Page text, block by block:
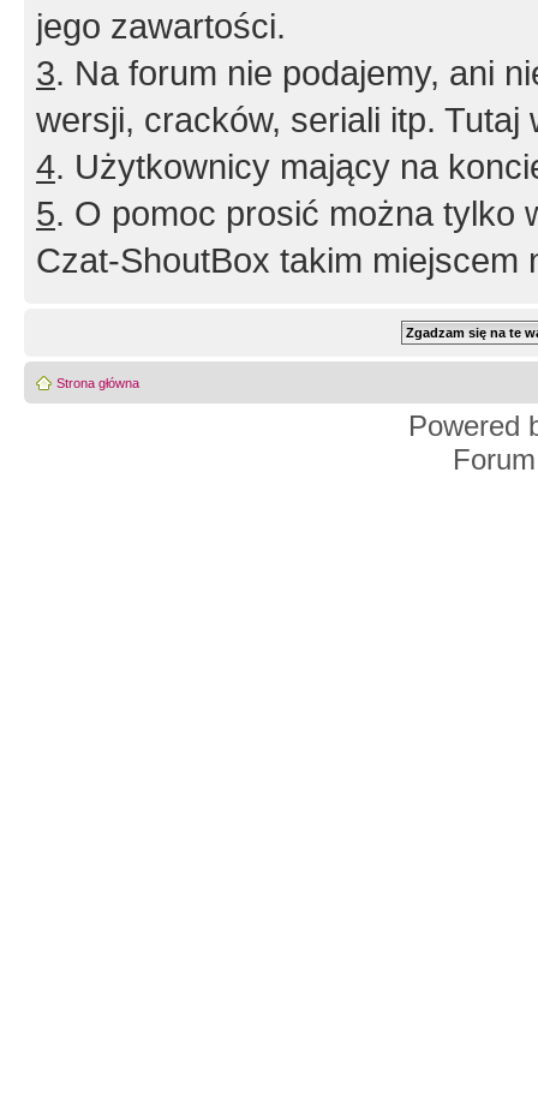
jego zawartości.
3. Na forum nie podajemy, ani
wersji, cracków, seriali itp. Tutaj
4. Użytkownicy mający na
5. O pomoc prosić można tylko
Czat-ShoutBox takim miejscem
Strona główna
Powered